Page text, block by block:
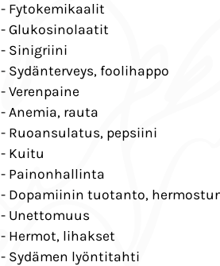
- Fytokemikaalit
- Glukosinolaatit
- Sinigriini
- Sydänterveys, foolihappo
- Verenpaine
- Anemia, rauta
- Ruoansulatus, pepsiini
- Kuitu
- Painonhallinta
- Dopamiinin tuotanto,
- Unettomuus
- Hermot, lihakset
- Sydämen lyöntitahti